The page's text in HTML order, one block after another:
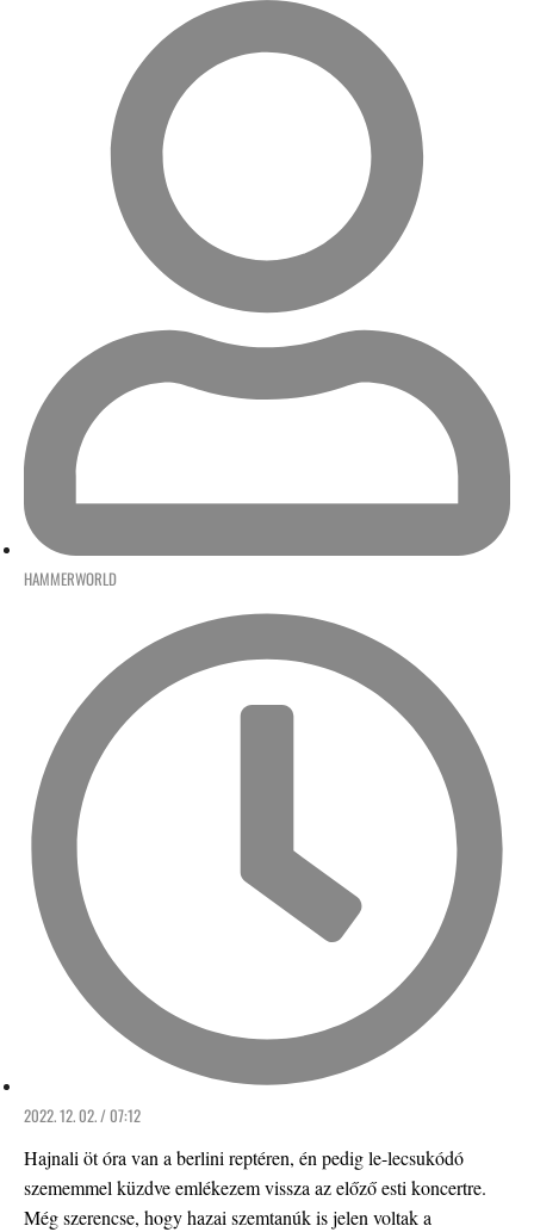
HAMMERWORLD
2022. 12. 02. / 07:12
Hajnali öt óra van a berlini reptéren, én pedig le-lecsukódó
szememmel küzdve emlékezem vissza az előző esti koncertre.
Még szerencse, hogy hazai szemtanúk is jelen voltak a